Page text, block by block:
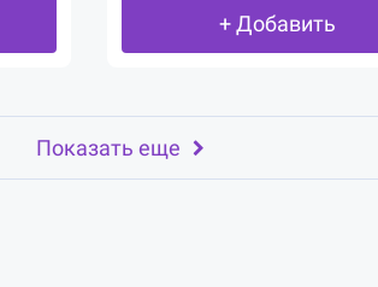
+ Добавить
Показать еще